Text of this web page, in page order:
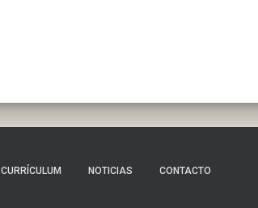
CURRÍCULUM NOTICIAS CONTACTO